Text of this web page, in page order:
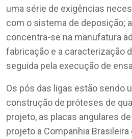
uma série de exigências
com o sistema de deposição;
concentra-se na manufatura
fabricação e a caracterização
seguida pela execução de
Os pós das ligas estão sendo
construção de próteses de
projeto, as placas angulares
projeto a Companhia Brasileira